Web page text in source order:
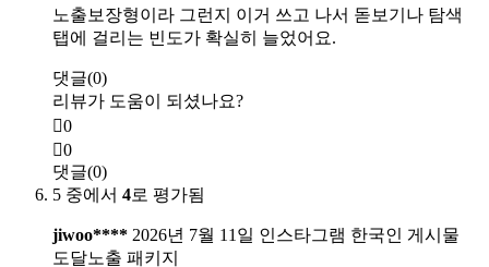
노출보장형이라 그런지 이거 쓰고 나서 돋보기나 탐색
탭에 걸리는 빈도가 확실히 늘었어요.
댓글(0)
리뷰가 도움이 되셨나요?
0
0
댓글(0)
5 중에서 4로 평가됨
jiwoo**** 2026년 7월 11일 인스타그램 한국인 게시물
도달노출 패키지